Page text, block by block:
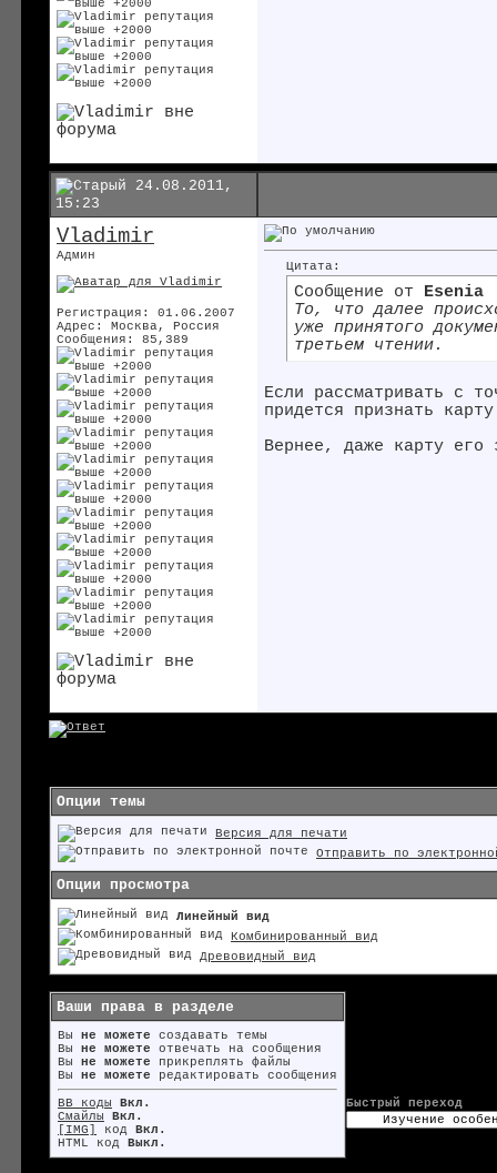
24.08.2011,
15:23
Vladimir
Админ
Регистрация: 01.06.2007
Адрес: Москва, Россия
Сообщения: 85,389
Цитата:
Сообщение от
Esenia
То, что далее
уже принятого
третьем чтении.
Если рассматривать с
придется признать
Вернее, даже карту
Опции темы
Версия для печати
Отправить по
Опции просмотра
Линейный вид
Комбинированный вид
Древовидный вид
Ваши права в разделе
Вы не можете создавать темы
Вы не можете отвечать на сообщения
Вы не можете прикреплять файлы
Вы не можете редактировать сообщения
BB коды
Вкл.
Смайлы
Вкл.
[IMG]
код Вкл.
HTML код Выкл.
Быстрый переход